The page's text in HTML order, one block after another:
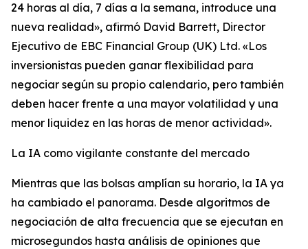
24 horas al día, 7 días a la semana, introduce una
nueva realidad», afirmó David Barrett, Director
Ejecutivo de EBC Financial Group (UK) Ltd. «Los
inversionistas pueden ganar flexibilidad para
negociar según su propio calendario, pero también
deben hacer frente a una mayor volatilidad y una
menor liquidez en las horas de menor actividad».
La IA como vigilante constante del mercado
Mientras que las bolsas amplían su horario, la IA ya
ha cambiado el panorama. Desde algoritmos de
negociación de alta frecuencia que se ejecutan en
microsegundos hasta análisis de opiniones que